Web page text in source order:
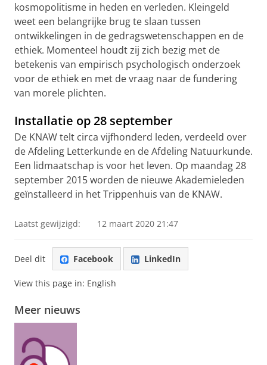
kosmopolitisme in heden en verleden. Kleingeld
weet een belangrijke brug te slaan tussen
ontwikkelingen in de gedragswetenschappen en de
ethiek. Momenteel houdt zij zich bezig met de
betekenis van empirisch psychologisch onderzoek
voor de ethiek en met de vraag naar de fundering
van morele plichten.
Installatie op 28 september
De KNAW telt circa vijfhonderd leden, verdeeld over
de Afdeling Letterkunde en de Afdeling Natuurkunde.
Een lidmaatschap is voor het leven. Op maandag 28
september 2015 worden de nieuwe Akademieleden
geïnstalleerd in het Trippenhuis van de KNAW.
Laatst gewijzigd: 12 maart 2020 21:47
Deel dit Facebook LinkedIn
View this page in: English
Meer nieuws